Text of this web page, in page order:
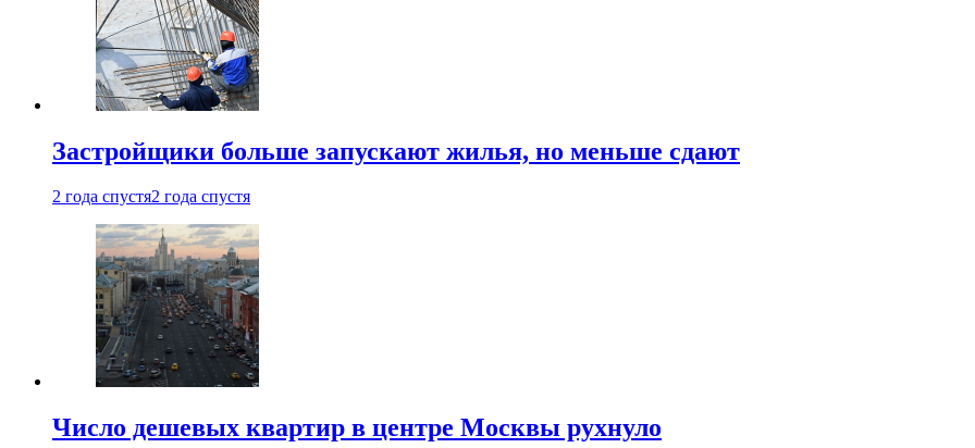
Застройщики больше запускают жилья, но меньше сдают
2 года спустя2 года спустя
Число дешевых квартир в центре Москвы рухнуло